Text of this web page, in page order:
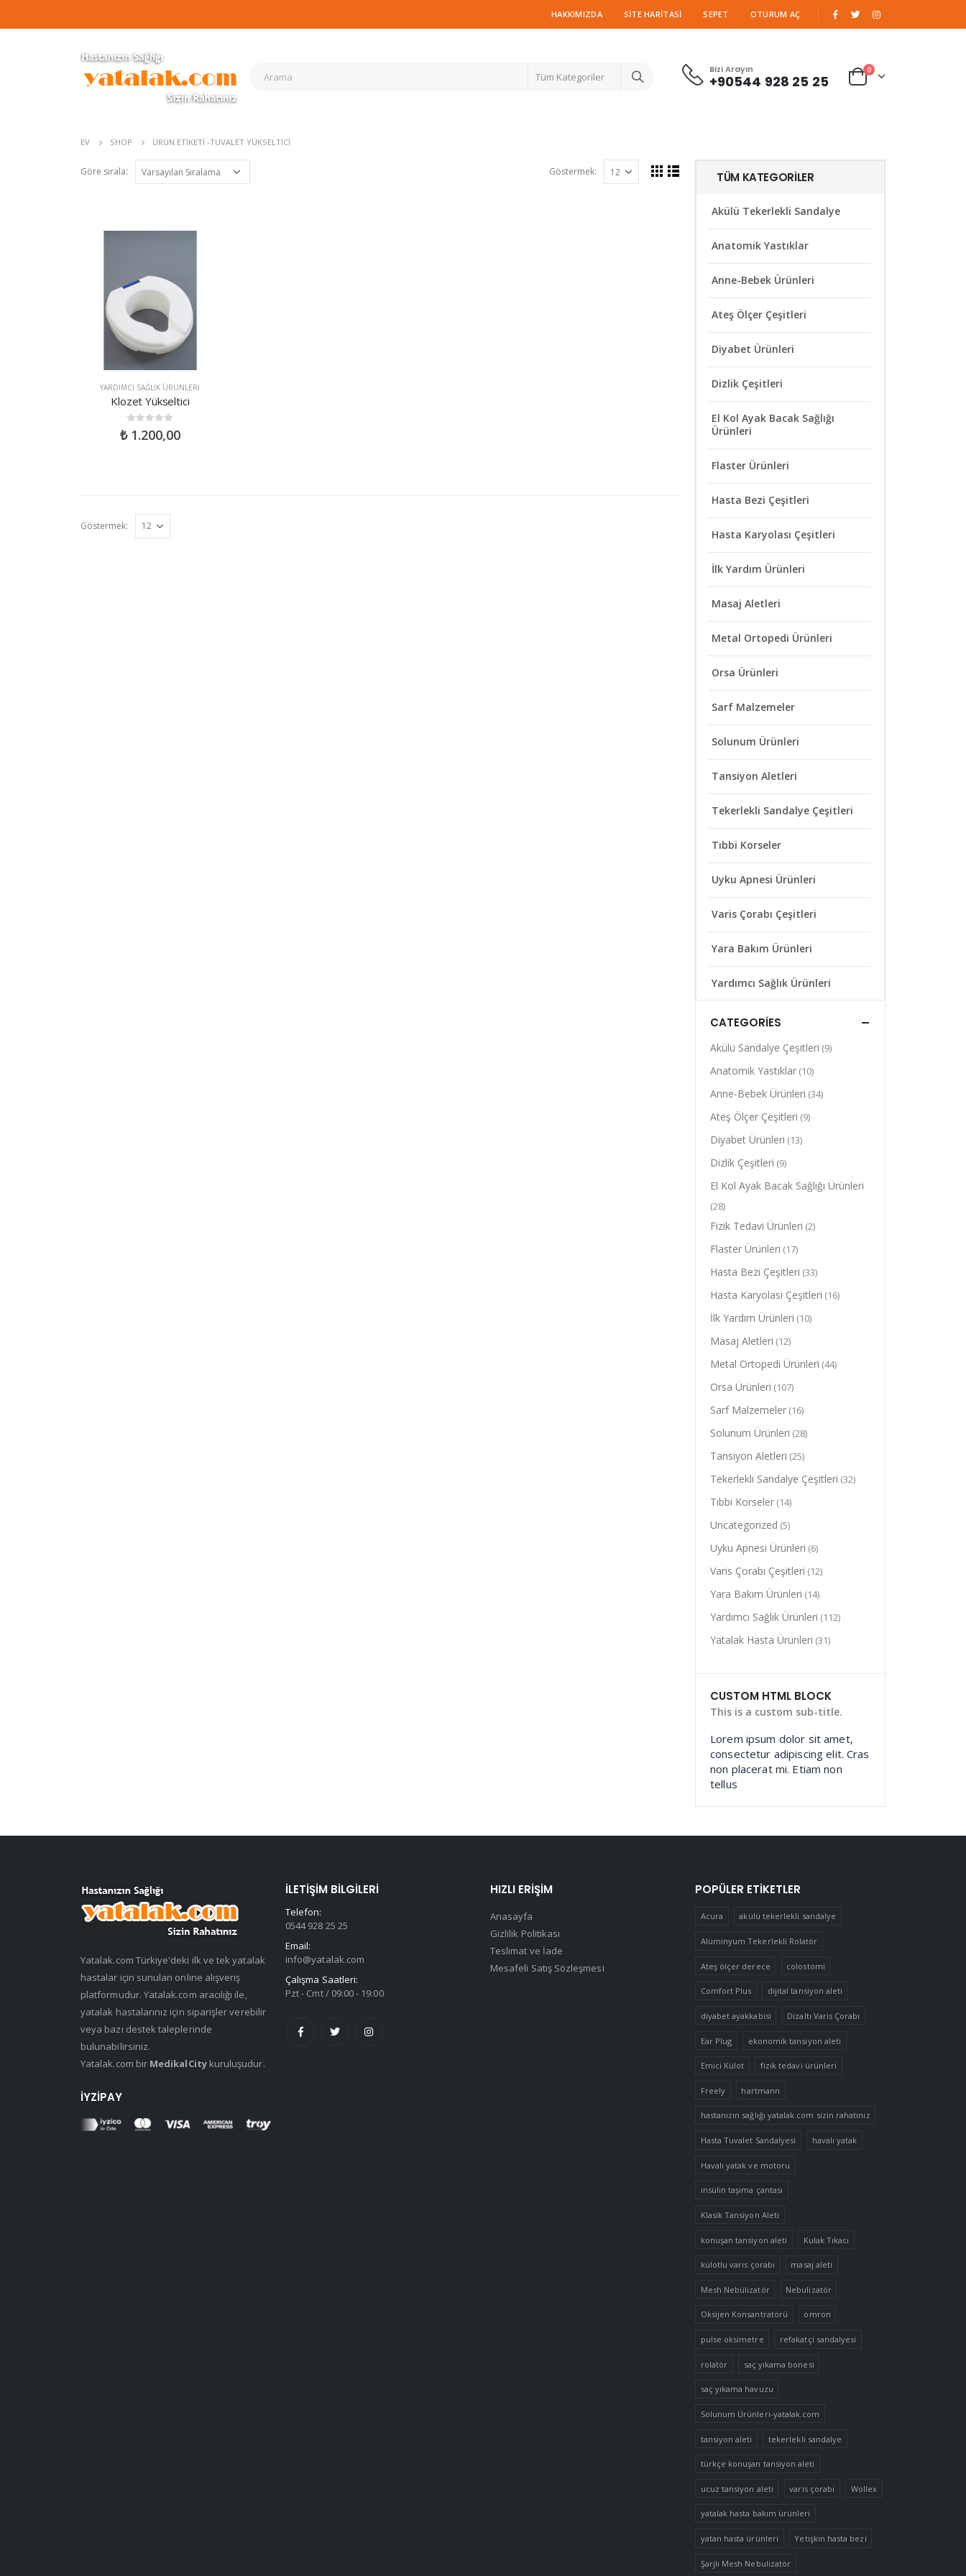
HAKKIMIZDA SITE HARITASI SEPET OTURUM AÇ
Tüm Kategoriler
Bizi Arayın
+90544 928 25 25
0
EV SHOP ÜRÜN ETIKETI -TUVALET YÜKSELTICI
Göre sırala: Göstermek:
YARDIMCI SAĞLIK ÜRÜNLERI
Klozet Yükseltici
out of 5
₺1.200,00
Göstermek:
TÜM KATEGORILER
Akülü Tekerlekli Sandalye
Anatomik Yastıklar
Anne-Bebek Ürünleri
Ateş Ölçer Çeşitleri
Diyabet Ürünleri
Dizlik Çeşitleri
El Kol Ayak Bacak Sağlığı
Ürünleri
Flaster Ürünleri
Hasta Bezi Çeşitleri
Hasta Karyolası Çeşitleri
İlk Yardım Ürünleri
Masaj Aletleri
Metal Ortopedi Ürünleri
Orsa Ürünleri
Sarf Malzemeler
Solunum Ürünleri
Tansiyon Aletleri
Tekerlekli Sandalye Çeşitleri
Tıbbi Korseler
Uyku Apnesi Ürünleri
Varis Çorabı Çeşitleri
Yara Bakım Ürünleri
Yardımcı Sağlık Ürünleri
CATEGORIES
Akülü Sandalye Çeşitleri (9)
Anatomik Yastıklar (10)
Anne-Bebek Ürünleri (34)
Ateş Ölçer Çeşitleri (9)
Diyabet Ürünleri (13)
Dizlik Çeşitleri (9)
El Kol Ayak Bacak Sağlığı Ürünleri
(28)
Fizik Tedavi Ürünleri (2)
Flaster Ürünleri (17)
Hasta Bezi Çeşitleri (33)
Hasta Karyolası Çeşitleri (16)
İlk Yardım Ürünleri (10)
Masaj Aletleri (12)
Metal Ortopedi Ürünleri (44)
Orsa Ürünleri (107)
Sarf Malzemeler (16)
Solunum Ürünleri (28)
Tansiyon Aletleri (25)
Tekerlekli Sandalye Çeşitleri (32)
Tıbbi Korseler (14)
Uncategorized (5)
Uyku Apnesi Ürünleri (6)
Varis Çorabı Çeşitleri (12)
Yara Bakım Ürünleri (14)
Yardımcı Sağlık Ürünleri (112)
Yatalak Hasta Ürünleri (31)
CUSTOM HTML BLOCK
This is a custom sub-title.
Lorem ipsum dolor sit amet,
consectetur adipiscing elit. Cras
non placerat mi. Etiam non
tellus
Yatalak.com Türkiye'deki ilk ve tek yatalak
hastalar için sunulan online alışveriş
platformudur. Yatalak.com aracılığı ile,
yatalak hastalarınız için siparişler verebilir
veya bazı destek taleplerinde
bulunabilirsiniz.
Yatalak.com bir MedikalCitykuruluşudur.
İYZIPAY
İLETIŞIM BILGILERI
Telefon:
0544 928 25 25
Email:
info@yatalak.com
Çalışma Saatleri:
Pzt - Cmt / 09:00 - 19:00
HIZLI ERIŞIM
Anasayfa
Gizlilik Politikası
Teslimat ve İade
Mesafeli Satış Sözleşmesi
POPÜLER ETIKETLER
Acura akülü tekerlekli sandalye
Alüminyum Tekerlekli Rolatör
Ateş ölçer derece colostomi
Comfort Plus dijital tansiyon aleti
diyabet ayakkabisi Dizaltı Varis Çorabı
Ear Plug ekonomik tansiyon aleti
Emici Külot fizik tedavi ürünleri
Freely hartmann
hastanızın sağlığı yatalak.com sizin rahatınız
Hasta Tuvalet Sandalyesi havalı yatak
Havalı yatak ve motoru
insülin taşıma çantası
Klasik Tansiyon Aleti
konuşan tansiyon aleti Kulak Tıkacı
külotlu varis çorabı masaj aleti
Mesh Nebülizatör Nebulizatör
Oksijen Konsantratörü omron
pulse oksimetre refakatçi sandalyesi
rolatör saç yıkama bonesi
saç yıkama havuzu
Solunum Ürünleri-yatalak.com
tansiyon aleti tekerlekli sandalye
türkçe konuşan tansiyon aleti
ucuz tansiyon aleti varis çorabı Wollex
yatalak hasta bakım ürünleri
yatan hasta ürünleri Yetişkin hasta bezi
Şarjlı Mesh Nebulizatör